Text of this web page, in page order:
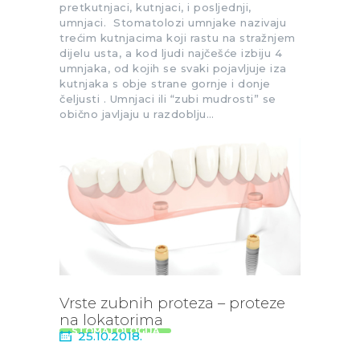
pretkutnjaci, kutnjaci, i posljednji,
umnjaci. Stomatolozi umnjake nazivaju
trećim kutnjacima koji rastu na stražnjem
dijelu usta, a kod ljudi najčešće izbiju 4
umnjaka, od kojih se svaki pojavljuje iza
kutnjaka s obje strane gornje i donje
čeljusti . Umnjaci ili “zubi mudrosti” se
obično javljaju u razdoblju…
Vrste zubnih proteza – proteze
na lokatorima
STOMATOLOGIJA
25.10.2018.